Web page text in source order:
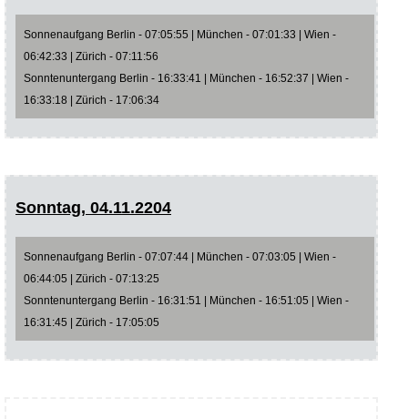
Sonnenaufgang Berlin - 07:05:55 | München - 07:01:33 | Wien -
06:42:33 | Zürich - 07:11:56
Sonntenuntergang Berlin - 16:33:41 | München - 16:52:37 | Wien -
16:33:18 | Zürich - 17:06:34
Sonntag, 04.11.2204
Sonnenaufgang Berlin - 07:07:44 | München - 07:03:05 | Wien -
06:44:05 | Zürich - 07:13:25
Sonntenuntergang Berlin - 16:31:51 | München - 16:51:05 | Wien -
16:31:45 | Zürich - 17:05:05